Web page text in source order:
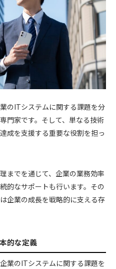
のITシステムに関する課題を分
門家です。そして、単なる技術
成を支援する重要な役割を担っ
までを通じて、企業の業務効率
的なサポートも行います。その
企業の成長を戦略的に支える存
的な定義
業のITシステムに関する課題を